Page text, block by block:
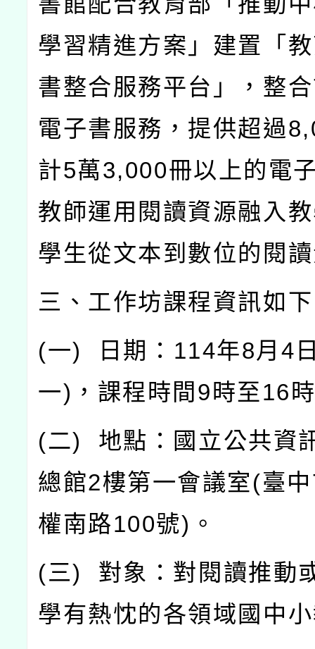
學習精進方案」建置「
書整合服務平台」，整
電子書服務，提供超過
計5萬3,000冊以上的電
教師運用閱讀資源融入
學生從文本到數位的閱
三、工作坊課程資訊如
(一) 日期： 114年8月 4
一) ，課程時間 9 時至16
(二) 地點：國立公共資
總館2樓第一會議室(臺
權南路100號) 。
(三) 對象：對閱讀推動
學有熱忱的各領域國中